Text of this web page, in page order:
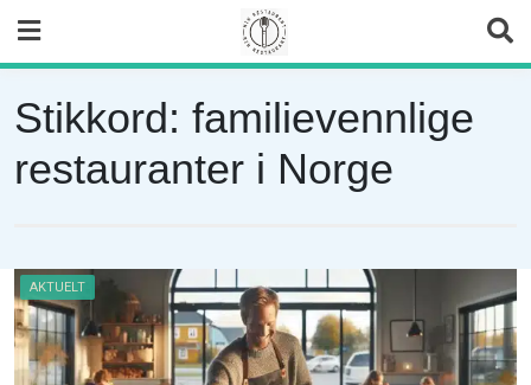
content
Stikkord: familievennlige
restauranter i Norge
AKTUELT